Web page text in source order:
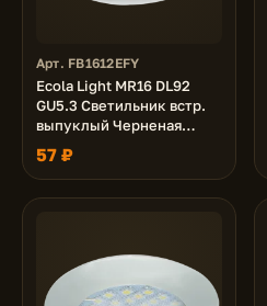
Арт. FB1612EFY
Ecola Light MR16 DL92
GU5.3 Светильник встр.
выпуклый Черненая
Бронза 30x80 (кd74)
57 ₽